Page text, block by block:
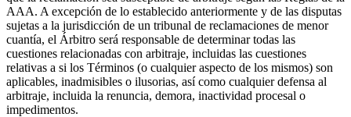
AAA. A excepción de lo establecido anteriormente y de las disputas
sujetas a la jurisdicción de un tribunal de reclamaciones de menor
cuantía, el Árbitro será responsable de determinar todas las
cuestiones relacionadas con arbitraje, incluidas las cuestiones
relativas a si los Términos (o cualquier aspecto de los mismos) son
aplicables, inadmisibles o ilusorias, así como cualquier defensa al
arbitraje, incluida la renuncia, demora, inactividad procesal o
impedimentos.